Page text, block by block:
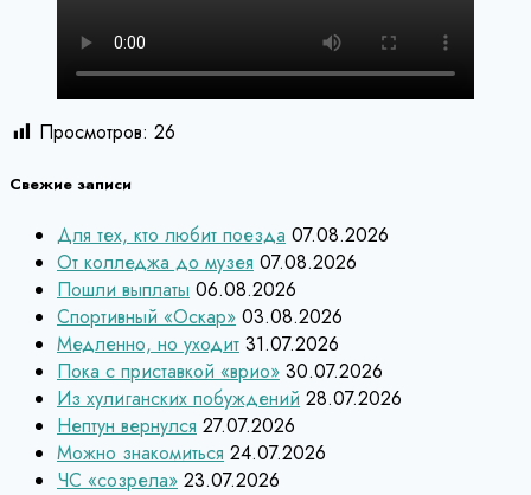
Просмотров: 26
Свежие записи
Для тех, кто любит поезда 07.08.2026
От колледжа до музея 07.08.2026
Пошли выплаты 06.08.2026
Спортивный «Оскар» 03.08.2026
Медленно, но уходит 31.07.2026
Пока с приставкой «врио» 30.07.2026
Из хулиганских побуждений 28.07.2026
Нептун вернулся 27.07.2026
Можно знакомиться 24.07.2026
ЧС «созрела» 23.07.2026